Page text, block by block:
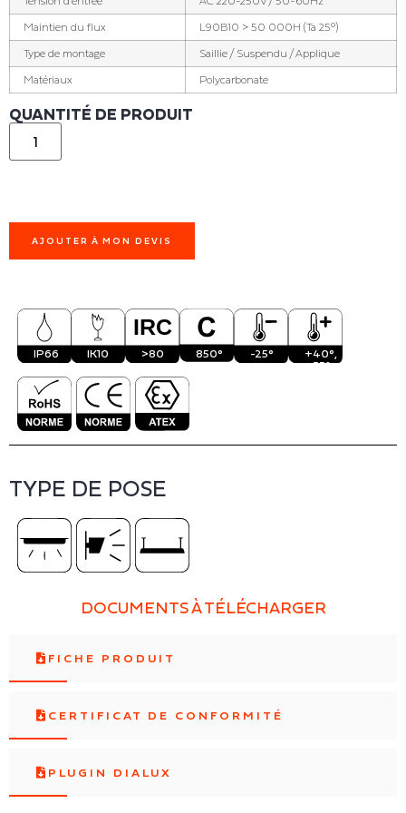
Maintien du flux L90B10 > 50 000H (Ta 25°)
Type de montage Saillie / Suspendu / Applique
Matériaux Polycarbonate
QUANTITÉ DE PRODUIT
AJOUTER À MON DEVIS
IP66 IK10 >80 850° -25°
+40°,
+55°,
TYPE DE POSE
DOCUMENTS À TÉLÉCHARGER
FICHE PRODUIT
CERTIFICAT DE CONFORMITÉ
PLUGIN DIALUX